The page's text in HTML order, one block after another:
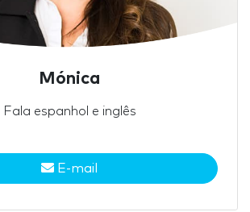
Mónica
Fala espanhol e inglês
E-mail